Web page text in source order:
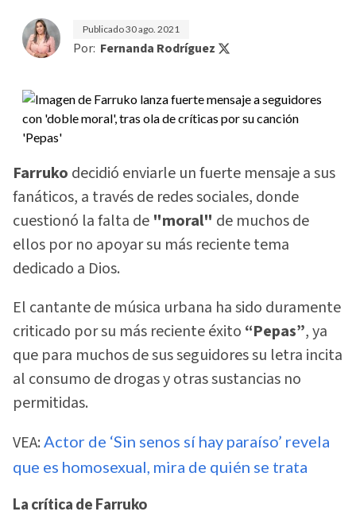
Publicado30 ago. 2021
Por: Fernanda Rodríguez
Farruko decidió enviarle un fuerte mensaje a sus
fanáticos, a través de redes sociales, donde
cuestionó la falta de "moral" de muchos de
ellos por no apoyar su más reciente tema
dedicado a Dios.
El cantante de música urbana ha sido duramente
criticado por su más reciente éxito “Pepas”, ya
que para muchos de sus seguidores su letra incita
al consumo de drogas y otras sustancias no
permitidas.
VEA: Actor de ‘Sin senos sí hay paraíso’ revela
que es homosexual, mira de quién se trata
La crítica de Farruko